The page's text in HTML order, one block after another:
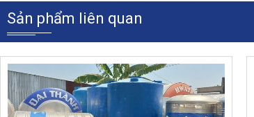
Sản phẩm liên quan